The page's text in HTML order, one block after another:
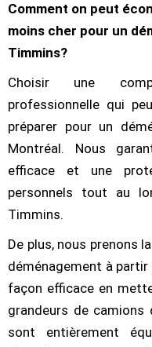
Comment on peut
moins cher pour un
Timmins?
Choisir une
professionnelle qui
préparer pour un
Montréal. Nous
efficace et une
personnels tout au
Timmins.
De plus, nous prenons
déménagement à partir
façon efficace en
grandeurs de
sont entièrement